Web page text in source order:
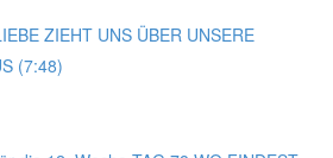
ZIEHT UNS ÜBER UNSERE
(7:48)